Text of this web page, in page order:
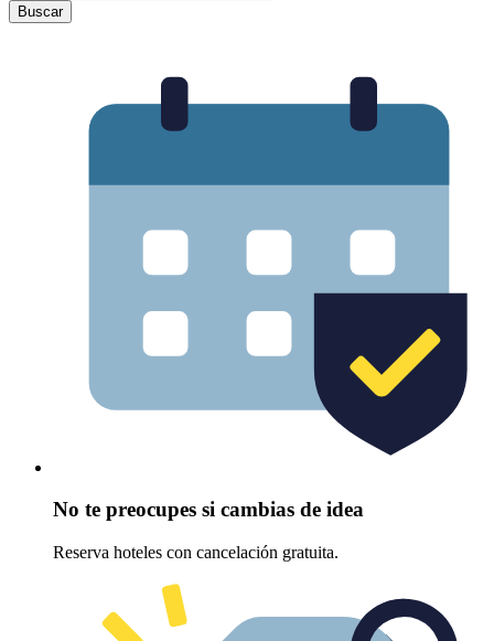
Buscar
No te preocupes si cambias de idea
Reserva hoteles con cancelación gratuita.